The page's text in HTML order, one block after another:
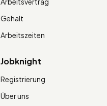
Gehalt
Arbeitszeiten
Jobknight
Registrierung
Über uns